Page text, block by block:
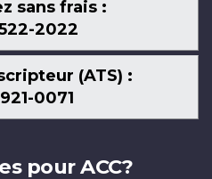
sans frais :
2022
(ATS) :
0071
pour ACC?